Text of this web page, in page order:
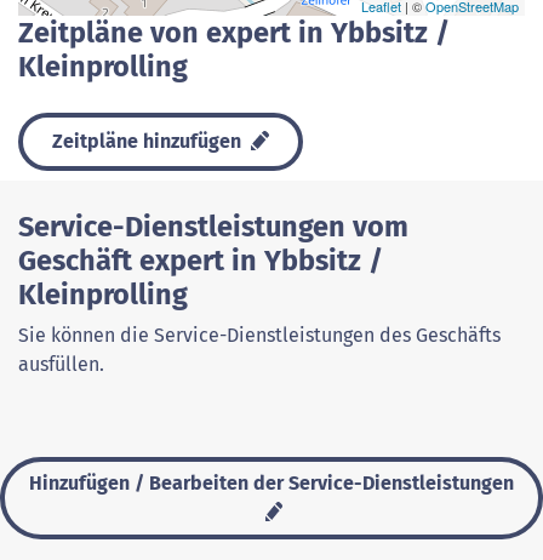
Leaflet | ©OpenStreetMap
Zeitpläne von expert in Ybbsitz /
Kleinprolling
Zeitpläne hinzufügen
Service-Dienstleistungen vom
Geschäft expert in Ybbsitz /
Kleinprolling
Sie können die Service-Dienstleistungen des Geschäfts
ausfüllen.
Hinzufügen / Bearbeiten der Service-Dienstleistungen